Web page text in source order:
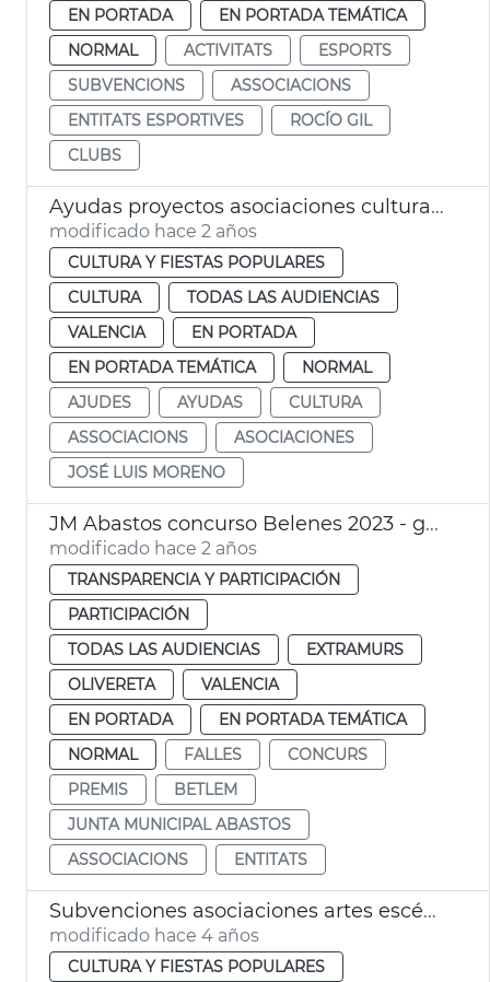
EN PORTADA
EN PORTADA TEMÁTICA
NORMAL
ACTIVITATS
ESPORTS
SUBVENCIONS
ASSOCIACIONS
ENTITATS ESPORTIVES
ROCÍO GIL
CLUBS
Ayudas proyectos asociaciones culturales
modificado hace 2 años
CULTURA Y FIESTAS POPULARES
CULTURA
TODAS LAS AUDIENCIAS
VALENCIA
EN PORTADA
EN PORTADA TEMÁTICA
NORMAL
AJUDES
AYUDAS
CULTURA
ASSOCIACIONS
ASOCIACIONES
JOSÉ LUIS MORENO
JM Abastos concurso Belenes 2023 - galardones
modificado hace 2 años
TRANSPARENCIA Y PARTICIPACIÓN
PARTICIPACIÓN
TODAS LAS AUDIENCIAS
EXTRAMURS
OLIVERETA
VALENCIA
EN PORTADA
EN PORTADA TEMÁTICA
NORMAL
FALLES
CONCURS
PREMIS
BETLEM
JUNTA MUNICIPAL ABASTOS
ASSOCIACIONS
ENTITATS
Subvenciones asociaciones artes escénicas y residencias artísticas
modificado hace 4 años
CULTURA Y FIESTAS POPULARES